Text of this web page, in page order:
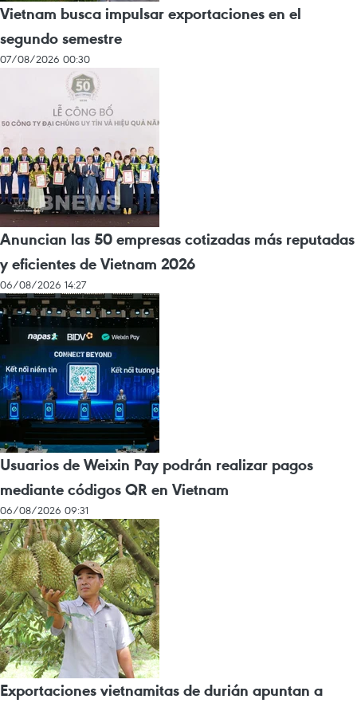
Vietnam busca impulsar exportaciones en el
segundo semestre
07/08/2026 00:30
Anuncian las 50 empresas cotizadas más reputadas
y eficientes de Vietnam 2026
06/08/2026 14:27
Usuarios de Weixin Pay podrán realizar pagos
mediante códigos QR en Vietnam
06/08/2026 09:31
Exportaciones vietnamitas de durián apuntan a